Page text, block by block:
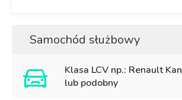
Samochód służbowy
Klasa LCV np.: Renault
lub podobny